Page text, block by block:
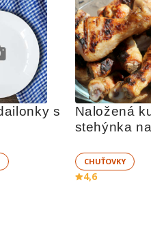
s
Naložená
stehýnka
CHUŤOVKY
4,6